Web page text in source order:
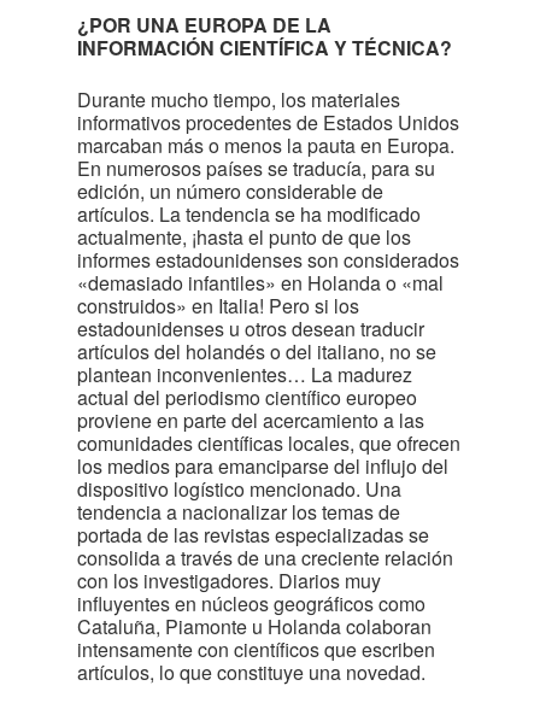
¿POR UNA EUROPA DE LA
INFORMACIÓN CIENTÍFICA Y TÉCNICA?
Durante mucho tiempo, los materiales
informativos procedentes de Estados Unidos
marcaban más o menos la pauta en Europa.
En numerosos países se traducía, para su
edición, un número considerable de
artículos. La tendencia se ha modificado
actualmente, ¡hasta el punto de que los
informes estadounidenses son considerados
«demasiado infantiles» en Holanda o «mal
construidos» en Italia! Pero si los
estadounidenses u otros desean traducir
artículos del holandés o del italiano, no se
plantean inconvenientes… La madurez
actual del periodismo científico europeo
proviene en parte del acercamiento a las
comunidades científicas locales, que ofrecen
los medios para emanciparse del influjo del
dispositivo logístico mencionado. Una
tendencia a nacionalizar los temas de
portada de las revistas especializadas se
consolida a través de una creciente relación
con los investigadores. Diarios muy
influyentes en núcleos geográficos como
Cataluña, Piamonte u Holanda colaboran
intensamente con científicos que escriben
artículos, lo que constituye una novedad.